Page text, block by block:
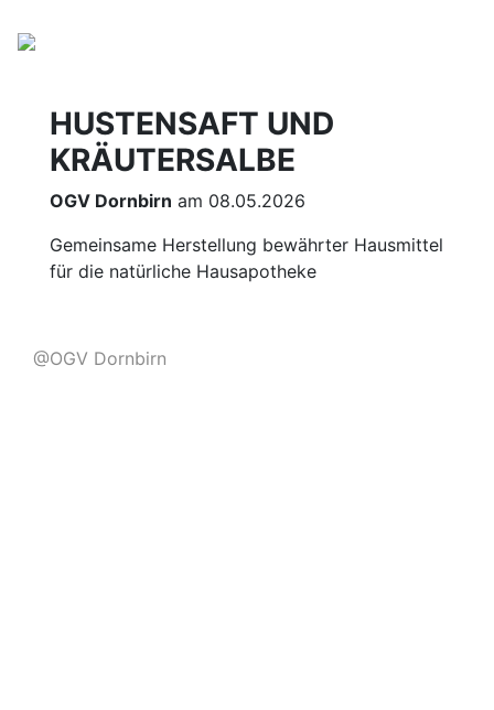
HUSTENSAFT UND
KRÄUTERSALBE
OGV Dornbirn am 08.05.2026
Gemeinsame Herstellung bewährter Hausmittel
für die natürliche Hausapotheke
@OGV Dornbirn